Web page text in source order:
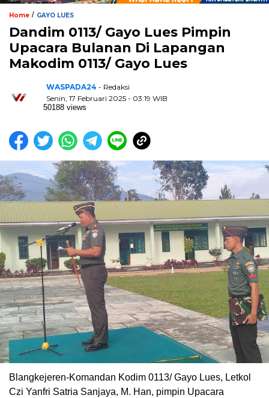
Home / GAYO LUES
Dandim 0113/ Gayo Lues Pimpin
Upacara Bulanan Di Lapangan
Makodim 0113/ Gayo Lues
WASPADA24 - Redaksi
Senin, 17 Februari 2025 - 03:19 WIB
50188 views
Blangkejeren-Komandan Kodim 0113/ Gayo Lues, Letkol
Czi Yanfri Satria Sanjaya, M. Han, pimpin Upacara